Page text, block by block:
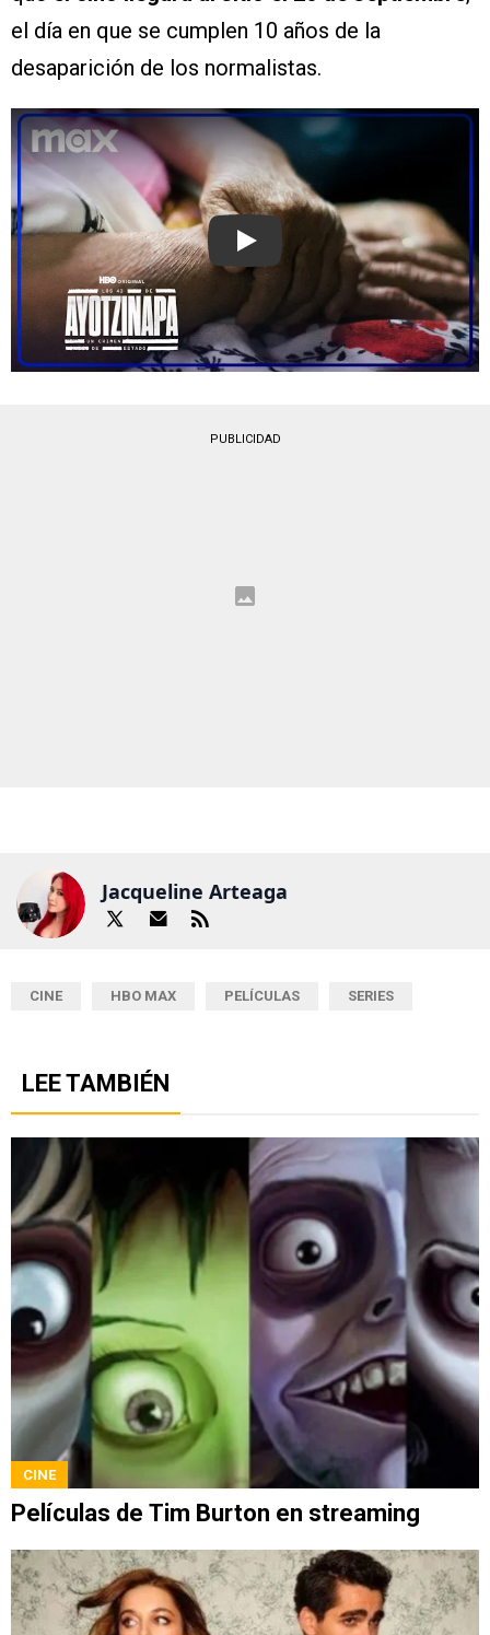
el día en que se cumplen 10 años de la
desaparición de los normalistas.
Play
PUBLICIDAD
Jacqueline Arteaga
CINE HBO MAX PELÍCULAS SERIES
LEE TAMBIÉN
CINE
Películas de Tim Burton en streaming